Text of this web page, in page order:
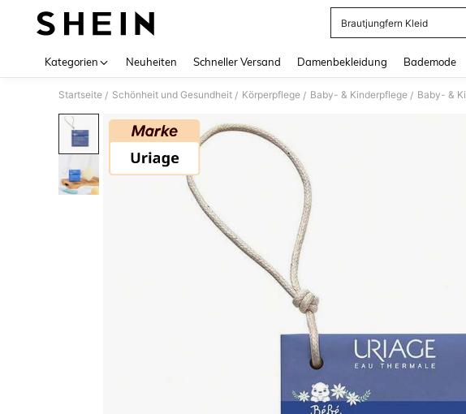
Brautjungfern Kleid
Kategorien Neuheiten Schneller Versand Damenbekleidung Bademode
Startseite / Schönheit und Gesundheit / Körperpflege / Baby- & Kinderpflege / Baby- &